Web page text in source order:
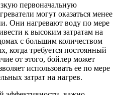
первоначальную
могут оказаться менее
Они нагревают воду по мере
к высоким затратам на
с большим количеством
когда требуется постоянный
от этого, бойлер может
использовать ее по мере
затрат на нагрев.